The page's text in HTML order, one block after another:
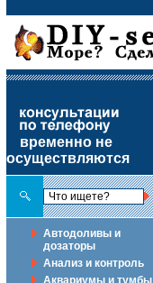
временно не
осуществляются
Автодоливы и
дозаторы
Анализ и контроль
Аквариумы и тумбы